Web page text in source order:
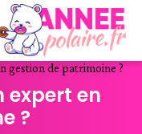
gestion de patrimoine ?
expert en
?